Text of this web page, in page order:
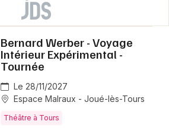
Bernard Werber - Voyage
Intérieur Expérimental -
Tournée
Le 28/11/2027
Espace Malraux - Joué-lès-Tours
Théâtre à Tours